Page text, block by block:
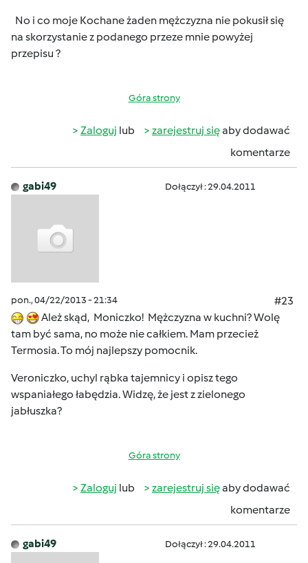
No i co moje Kochane żaden mężczyzna nie pokusił się
na skorzystanie z podanego przeze mnie powyżej
przepisu ?
Góra strony
Zaloguj lub zarejestruj sięaby dodawać
komentarze
gabi49 Dołączył : 29.04.2011
pon., 04/22/2013 - 21:34
#23
Ależ skąd, Moniczko! Mężczyzna w kuchni? Wolę
tam być sama, no może nie całkiem. Mam przecież
Termosia. To mój najlepszy pomocnik.
Veroniczko, uchyl rąbka tajemnicy i opisz tego
wspaniałego łabędzia. Widzę, że jest z zielonego
jabłuszka?
Góra strony
Zaloguj lub zarejestruj sięaby dodawać
komentarze
gabi49 Dołączył : 29.04.2011